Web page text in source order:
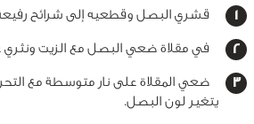
قشري البصل وقطعيه إلى شرائح
في مقلاة ضعي البصل مع الزيت ونثري
ضعي المقلاة على نار متوسطة مع
يتغير لون البصل.